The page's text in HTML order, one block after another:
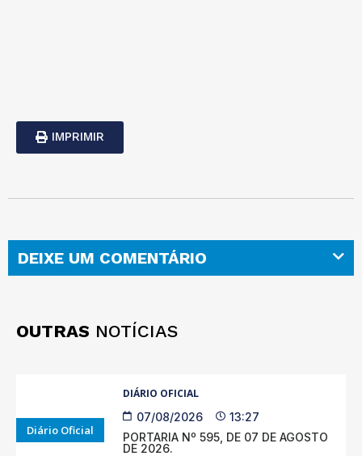
IMPRIMIR
DEIXE UM COMENTÁRIO
OUTRAS NOTÍCIAS
Diário Oficial
DIÁRIO OFICIAL
07/08/2026
13:27
PORTARIA Nº 595, DE 07 DE AGOSTO
DE 2026.